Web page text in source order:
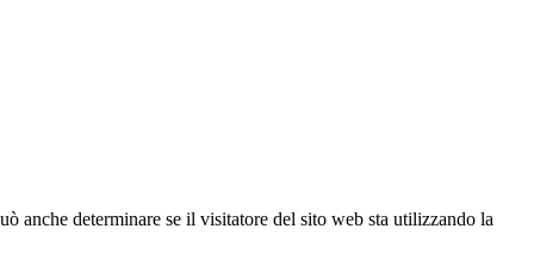
anche determinare se il visitatore del sito web sta utilizzando la